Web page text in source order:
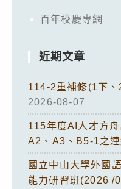
百年校慶專網
近期文章
114-2重補修(1下
2026-08-07
115年度AI人才方
A2、A3、B5-1之
國立中山大學外國
能力研習班(2026 /